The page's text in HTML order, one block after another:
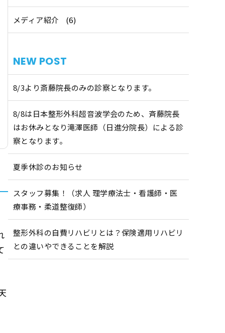
メディア紹介 (6)
NEW POST
8/3より斎藤院長のみの診察となります。
8/8は日本整形外科超音波学会のため、斉藤院長
はお休みとなり滝澤医師（日進分院長）による診
察となります。
夏季休診のお知らせ
スタッフ募集！（求人 理学療法士・看護師・医
療事務・柔道整復師）
整形外科の自費リハビリとは？保険適用リハビリ
との違いやできることを解説